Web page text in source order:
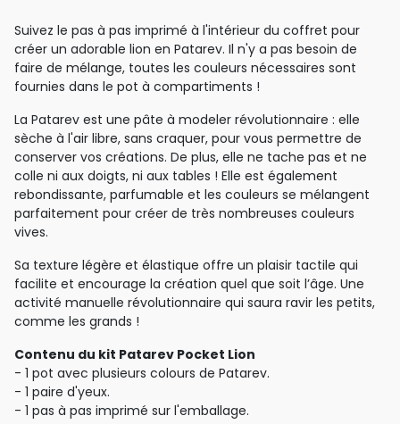
Suivez le pas à pas imprimé à l'intérieur du coffret pour
créer un adorable lion en Patarev. Il n'y a pas besoin de
faire de mélange, toutes les couleurs nécessaires sont
fournies dans le pot à compartiments !
La Patarev est une pâte à modeler révolutionnaire : elle
sèche à l'air libre, sans craquer, pour vous permettre de
conserver vos créations. De plus, elle ne tache pas et ne
colle ni aux doigts, ni aux tables ! Elle est également
rebondissante, parfumable et les couleurs se mélangent
parfaitement pour créer de très nombreuses couleurs
vives.
Sa texture légère et élastique offre un plaisir tactile qui
facilite et encourage la création quel que soit l’âge. Une
activité manuelle révolutionnaire qui saura ravir les petits,
comme les grands !
Contenu du kit Patarev Pocket Lion
- 1 pot avec plusieurs colours de Patarev.
- 1 paire d'yeux.
- 1 pas à pas imprimé sur l'emballage.